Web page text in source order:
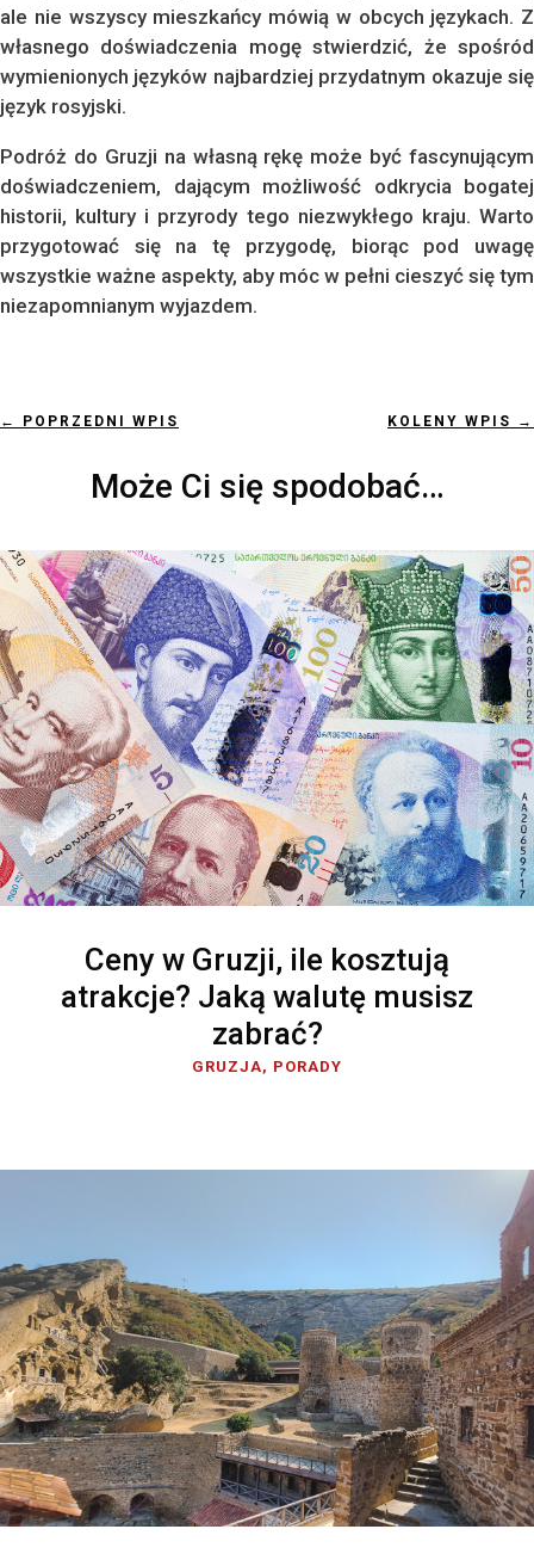
ale nie wszyscy mieszkańcy mówią w obcych językach. Z
własnego doświadczenia mogę stwierdzić, że spośród
wymienionych języków najbardziej przydatnym okazuje się
język rosyjski.
Podróż do Gruzji na własną rękę może być fascynującym
doświadczeniem, dającym możliwość odkrycia bogatej
historii, kultury i przyrody tego niezwykłego kraju. Warto
przygotować się na tę przygodę, biorąc pod uwagę
wszystkie ważne aspekty, aby móc w pełni cieszyć się tym
niezapomnianym wyjazdem.
← POPRZEDNI WPIS KOLENY WPIS →
Może Ci się spodobać…
Ceny w Gruzji, ile kosztują
atrakcje? Jaką walutę musisz
zabrać?
GRUZJA, PORADY